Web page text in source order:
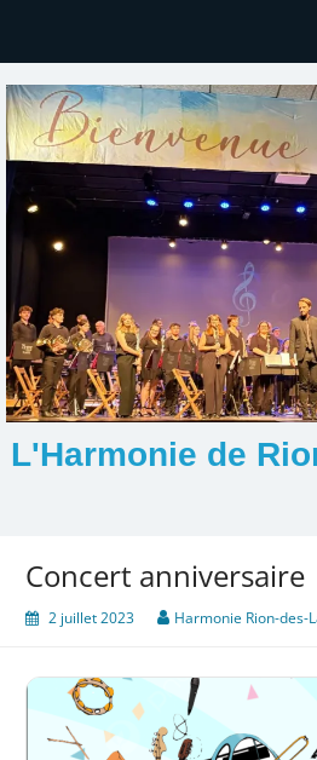
L'Harmonie de
Concert anniversaire
2 juillet 2023 Harmonie Rion-des-